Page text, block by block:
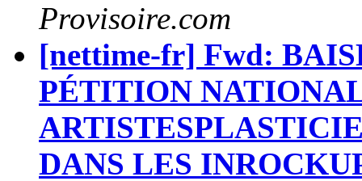
Provisoire.com
[nettime-fr] Fwd:
PÉTITION
DANS LES